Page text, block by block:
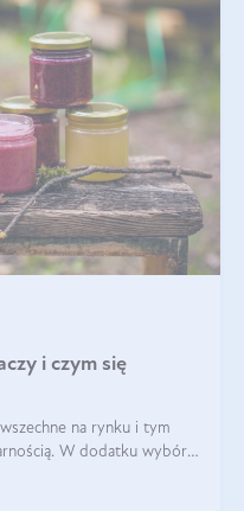
i czym się
na rynku i tym
W dodatku wybór